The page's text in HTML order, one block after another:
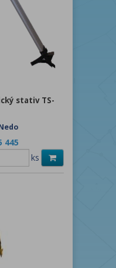
stativ TS-
445
ks